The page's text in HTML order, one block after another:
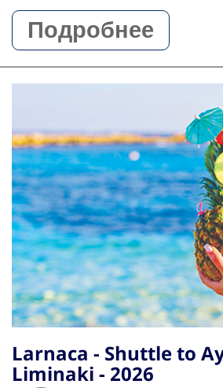
Подробнее
Larnaca - Shuttle to
Liminaki - 2026